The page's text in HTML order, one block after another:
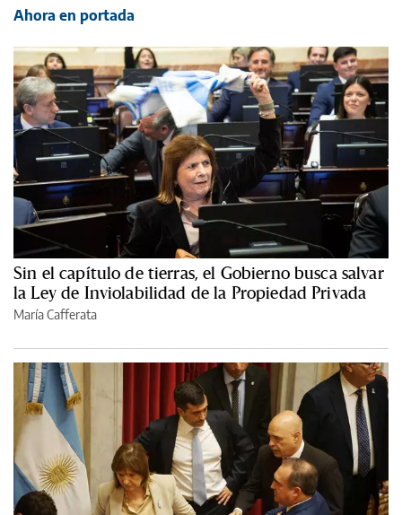
Ahora en portada
Sin el capítulo de tierras, el Gobierno busca salvar
la Ley de Inviolabilidad de la Propiedad Privada
María Cafferata